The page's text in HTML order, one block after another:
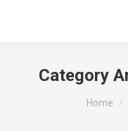
Category
You are
Home